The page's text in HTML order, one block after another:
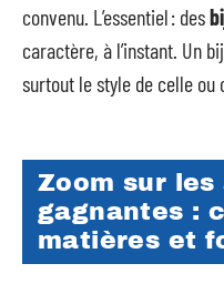
convenu. L’essentiel : des
caractère, à l’instant. Un
surtout le style de celle ou
Zoom sur
gagnantes :
matières et